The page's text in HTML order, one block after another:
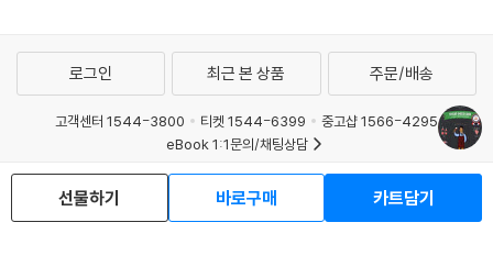
선물하기 바로구매 카트담기
로그인 최근 본 상품 주문/배송
고객센터 1544-3800 티켓 1544-6399
중고샵 1566-4295
eBook 1:1문의/채팅상담
예스이십사(주) 사업자 정보
이용약관
개인정보처리방침
청소년보호정책